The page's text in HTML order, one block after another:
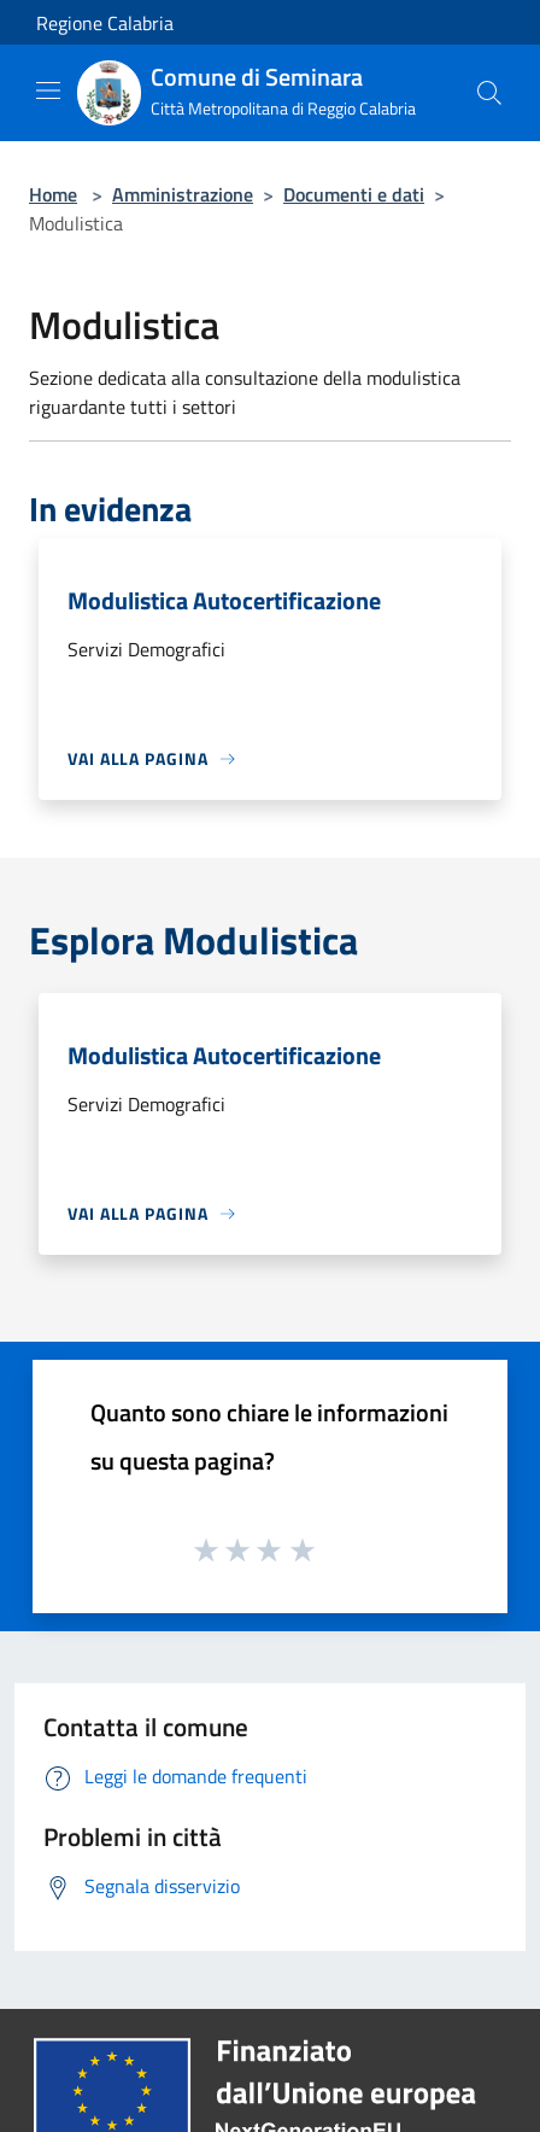
Salta al contenuto principale
Regione Calabria
Comune di Seminara
Città Metropolitana di Reggio Calabria
Home > Amministrazione > Documenti e dati >
Modulistica
Modulistica
Sezione dedicata alla consultazione della modulistica
riguardante tutti i settori
In evidenza
Modulistica Autocertificazione
Servizi Demografici
VAI ALLA PAGINA
Esplora Modulistica
Modulistica Autocertificazione
Servizi Demografici
VAI ALLA PAGINA
Quanto sono chiare le informazioni
su questa pagina?
Contatta il comune
Leggi le domande frequenti
Problemi in città
Segnala disservizio